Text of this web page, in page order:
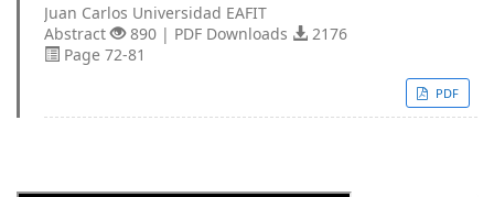
Juan Carlos Universidad EAFIT
Abstract
890 | PDF Downloads
2176
Page 72-81
PDF